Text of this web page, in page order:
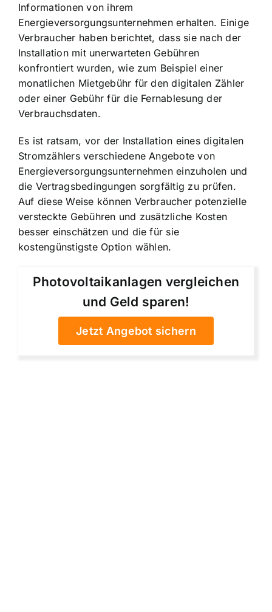
Informationen von ihrem
Energieversorgungsunternehmen erhalten. Einige
Verbraucher haben berichtet, dass sie nach der
Installation mit unerwarteten Gebühren
konfrontiert wurden, wie zum Beispiel einer
monatlichen Mietgebühr für den digitalen Zähler
oder einer Gebühr für die Fernablesung der
Verbrauchsdaten.
Es ist ratsam, vor der Installation eines digitalen
Stromzählers verschiedene Angebote von
Energieversorgungsunternehmen einzuholen und
die Vertragsbedingungen sorgfältig zu prüfen.
Auf diese Weise können Verbraucher potenzielle
versteckte Gebühren und zusätzliche Kosten
besser einschätzen und die für sie
kostengünstigste Option wählen.
Photovoltaikanlagen vergleichen
und Geld sparen!
Jetzt Angebot sichern